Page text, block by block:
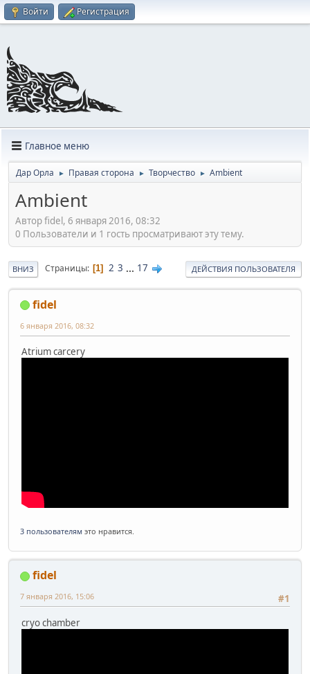
Войти Регистрация
Главное меню
Дар Орла ► Правая сторона ► Творчество ► Ambient
Ambient
Автор fidel, 6 января 2016, 08:32
0 Пользователи и 1 гость просматривают эту тему.
ВНИЗ Страницы 1 2 3 ... 17 ДЕЙСТВИЯ ПОЛЬЗОВАТЕЛЯ
fidel
6 января 2016, 08:32
Atrium carcery
3 пользователям это нравится.
fidel
#1
7 января 2016, 15:06
cryo chamber